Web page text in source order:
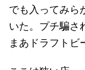
でも入ってみら
いた。プチ騙さ
まあドラフトビ